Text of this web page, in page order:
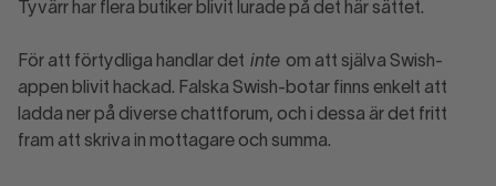
Tyvärr har flera butiker blivit lurade på det här sättet.
För att förtydliga handlar det inte om att själva Swish-
appen blivit hackad. Falska Swish-botar finns enkelt att
ladda ner på diverse chattforum, och i dessa är det fritt
fram att skriva in mottagare och summa.